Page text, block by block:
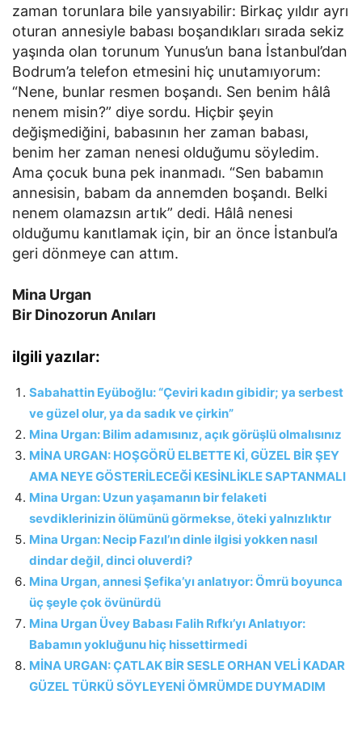
zaman torunlara bile yansıyabilir: Birkaç yıldır ayrı
oturan annesiyle babası boşandıkları sırada sekiz
yaşında olan torunum Yunus’un bana İstanbul’dan
Bodrum’a telefon etmesini hiç unutamıyorum:
“Nene, bunlar resmen boşandı. Sen benim hâlâ
nenem misin?” diye sordu. Hiçbir şeyin
değişmediğini, babasının her zaman babası,
benim her zaman nenesi olduğumu söyledim.
Ama çocuk buna pek inanmadı. “Sen babamın
annesisin, babam da annemden boşandı. Belki
nenem olamazsın artık” dedi. Hâlâ nenesi
olduğumu kanıtlamak için, bir an önce İstanbul’a
geri dönmeye can attım.
Mina Urgan
Bir Dinozorun Anıları
ilgili yazılar:
Sabahattin Eyüboğlu: “Çeviri kadın gibidir; ya serbest
ve güzel olur, ya da sadık ve çirkin”
Mina Urgan: Bilim adamısınız, açık görüşlü olmalısınız
MİNA URGAN: HOŞGÖRÜ ELBETTE Kİ, GÜZEL BİR ŞEY
AMA NEYE GÖSTERİLECEĞİ KESİNLİKLE SAPTANMALI
Mina Urgan: Uzun yaşamanın bir felaketi
sevdiklerinizin ölümünü görmekse, öteki yalnızlıktır
Mina Urgan: Necip Fazıl’ın dinle ilgisi yokken nasıl
dindar değil, dinci oluverdi?
Mina Urgan, annesi Şefika’yı anlatıyor: Ömrü boyunca
üç şeyle çok övünürdü
Mina Urgan Üvey Babası Falih Rıfkı’yı Anlatıyor:
Babamın yokluğunu hiç hissettirmedi
MİNA URGAN: ÇATLAK BİR SESLE ORHAN VELİ KADAR
GÜZEL TÜRKÜ SÖYLEYENİ ÖMRÜMDE DUYMADIM